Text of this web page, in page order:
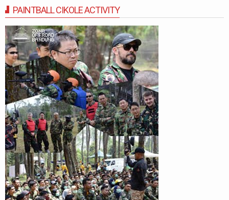
PAINTBALL CIKOLE ACTIVITY